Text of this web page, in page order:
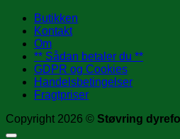
Butikken
Kontakt
Om
** Sådan betaler du **
GDPR og Cookies
Handelsbetingelser
Fragtpriser
Copyright 2026 © Støvring